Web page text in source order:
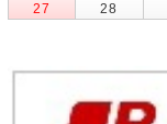
27
28